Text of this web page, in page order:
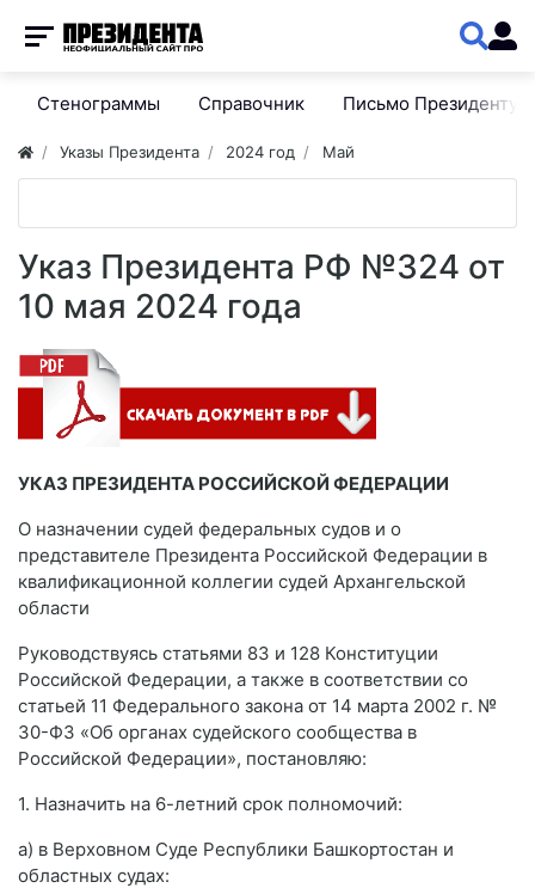
Стенограммы Справочник Письмо Президенту
Указы Президента 2024 год Май
Указ Президента РФ №324 от
10 мая 2024 года
УКАЗ ПРЕЗИДЕНТА РОССИЙСКОЙ ФЕДЕРАЦИИ
О назначении судей федеральных судов и о
представителе Президента Российской Федерации в
квалификационной коллегии судей Архангельской
области
Руководствуясь статьями 83 и 128 Конституции
Российской Федерации, а также в соответствии со
статьей 11 Федерального закона от 14 марта 2002 г. №
30-ФЗ «Об органах судейского сообщества в
Российской Федерации», постановляю:
1. Назначить на 6-летний срок полномочий:
а) в Верховном Суде Республики Башкортостан и
областных судах: